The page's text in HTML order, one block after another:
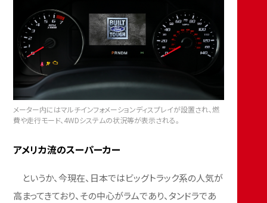
メーター内にはマルチインフォメーションディスプレイが設置され、燃
費や走行モード、4WDシステムの状況等が表示される。
アメリカ流のスーパーカー
というか、今現在、日本ではビッグトラック系の人気が
高まってきており、その中心がラムであり、タンドラであ